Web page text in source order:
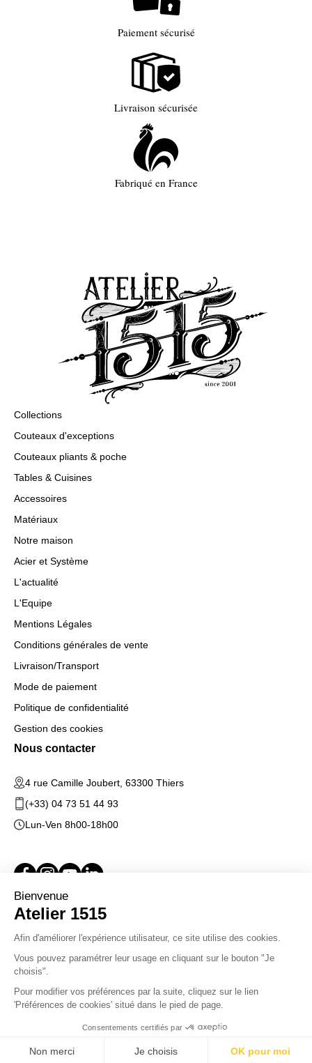
Paiement sécurisé
Livraison sécurisée
Fabriqué en France
Collections
Couteaux d'exceptions
Couteaux pliants & poche
Tables & Cuisines
Accessoires
Matériaux
Notre maison
Acier et Système
L'actualité
L'Equipe
Mentions Légales
Conditions générales de vente
Livraison/Transport
Mode de paiement
Politique de confidentialité
Gestion des cookies
Nous contacter
4 rue Camille Joubert, 63300 Thiers
(+33) 04 73 51 44 93
Lun-Ven 8h00-18h00
OpenStudio Design & Creation - 2026